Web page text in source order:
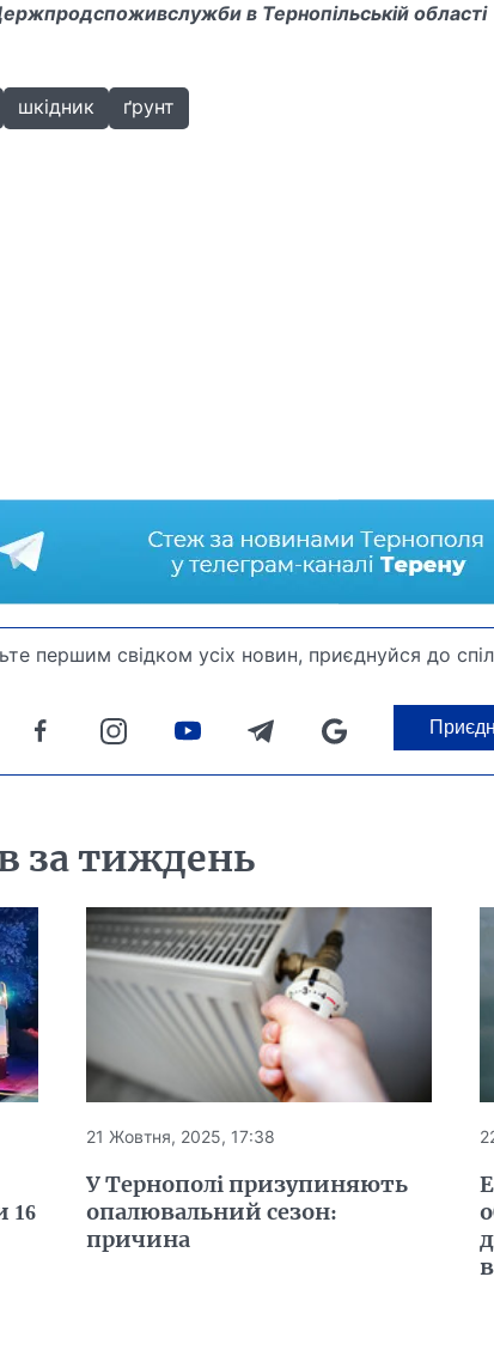
в Тернопільській області
шкідник ґрунт
першим свідком усіх новин, приєднуйся до
за тиждень
16
21 Жовтня, 2025, 17:38
У Тернополі призупиняють
опалювальний сезон:
причина